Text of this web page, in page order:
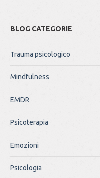
BLOG CATEGORIE
Trauma psicologico
Mindfulness
EMDR
Psicoterapia
Emozioni
Psicologia